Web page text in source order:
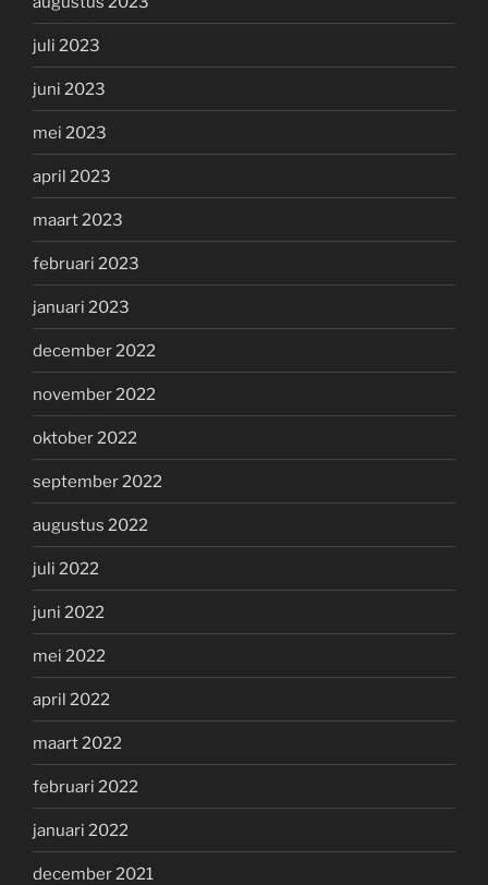
juli 2023
juni 2023
mei 2023
april 2023
maart 2023
februari 2023
januari 2023
december 2022
november 2022
oktober 2022
september 2022
augustus 2022
juli 2022
juni 2022
mei 2022
april 2022
maart 2022
februari 2022
januari 2022
december 2021